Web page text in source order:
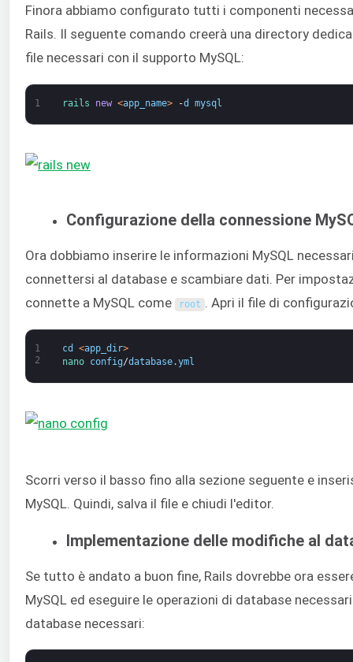
Finora abbiamo configurato tutti i componenti
Rails. Il seguente comando creerà una directory
file necessari con il supporto MySQL:
1 rails new <app_name> -d mysql
Configurazione della connessione
Ora dobbiamo inserire le informazioni MySQL
connettersi al database e scambiare dati. Per
connette a MySQL come
root . Apri il file di
1
2
cd <app_dir>
nano config/database.yml
Scorri verso il basso fino alla sezione seguente e
MySQL. Quindi, salva il file e chiudi l'editor.
Implementazione delle modifiche al
Se tutto è andato a buon fine, Rails dovrebbe ora
MySQL ed eseguire le operazioni di database
database necessari: